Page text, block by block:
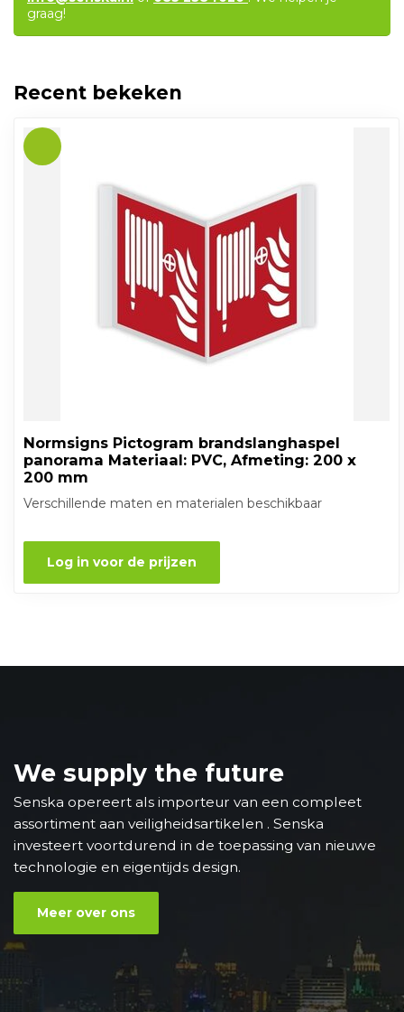
graag!
Recent bekeken
Normsigns Pictogram brandslanghaspel
panorama Materiaal: PVC, Afmeting: 200 x
200 mm
Verschillende maten en materialen beschikbaar
Log in voor de prijzen
We supply the future
Senska opereert als importeur van een compleet
assortiment aan veiligheidsartikelen . Senska
investeert voortdurend in de toepassing van nieuwe
technologie en eigentijds design.
Meer over ons